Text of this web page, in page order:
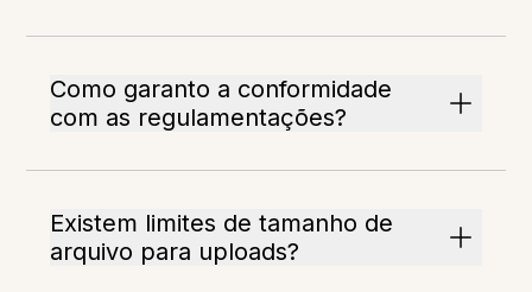
Como garanto a conformidade
com as regulamentações?
Existem limites de tamanho de
arquivo para uploads?